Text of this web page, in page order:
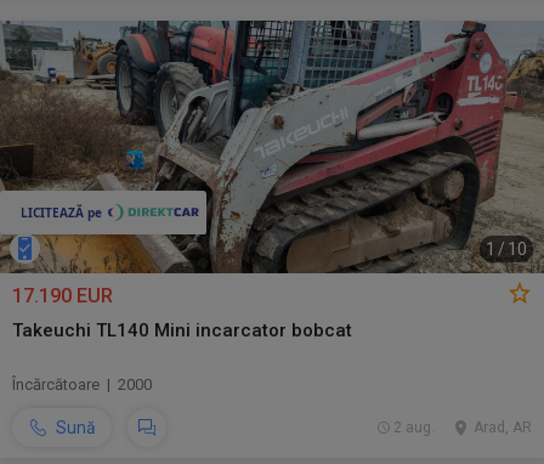
1 /10
17.190 EUR
Takeuchi TL140 Mini incarcator bobcat
Încărcătoare | 2000
Sună Arad, AR
2 aug.